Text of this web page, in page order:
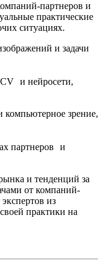
партнеров и
практические
ситуациях.
и задачи
и нейросети,
компьютерное зрение,
партнеров и
и тенденций за
от компаний-
из
практики на